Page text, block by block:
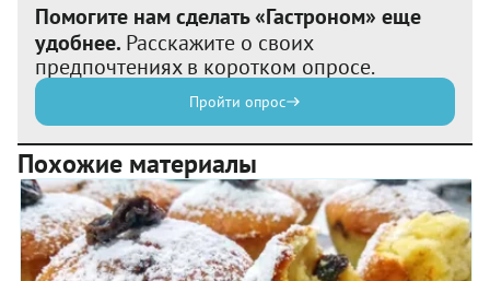
Помогите нам сделать «Гастроном» еще
удобнее. Расскажите о своих
предпочтениях в коротком опросе.
Пройти опрос
Похожие материалы